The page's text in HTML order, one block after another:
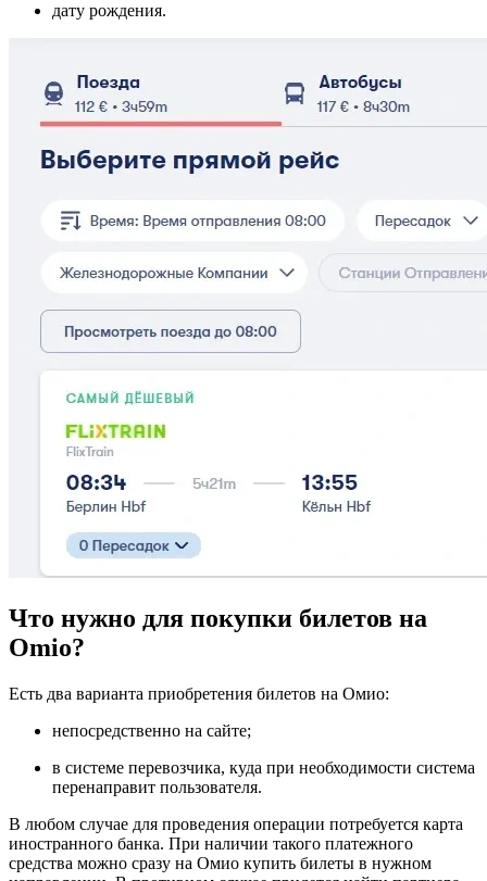
дату рождения.
Что нужно для покупки билетов на
Omio?
Есть два варианта приобретения билетов на Омио:
непосредственно на сайте;
в системе перевозчика, куда при необходимости система
перенаправит пользователя.
В любом случае для проведения операции потребуется карта
иностранного банка. При наличии такого платежного
средства можно сразу на Омио купить билеты в нужном